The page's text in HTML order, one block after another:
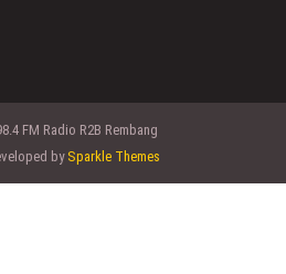
FM Radio R2B Rembang
by Sparkle Themes